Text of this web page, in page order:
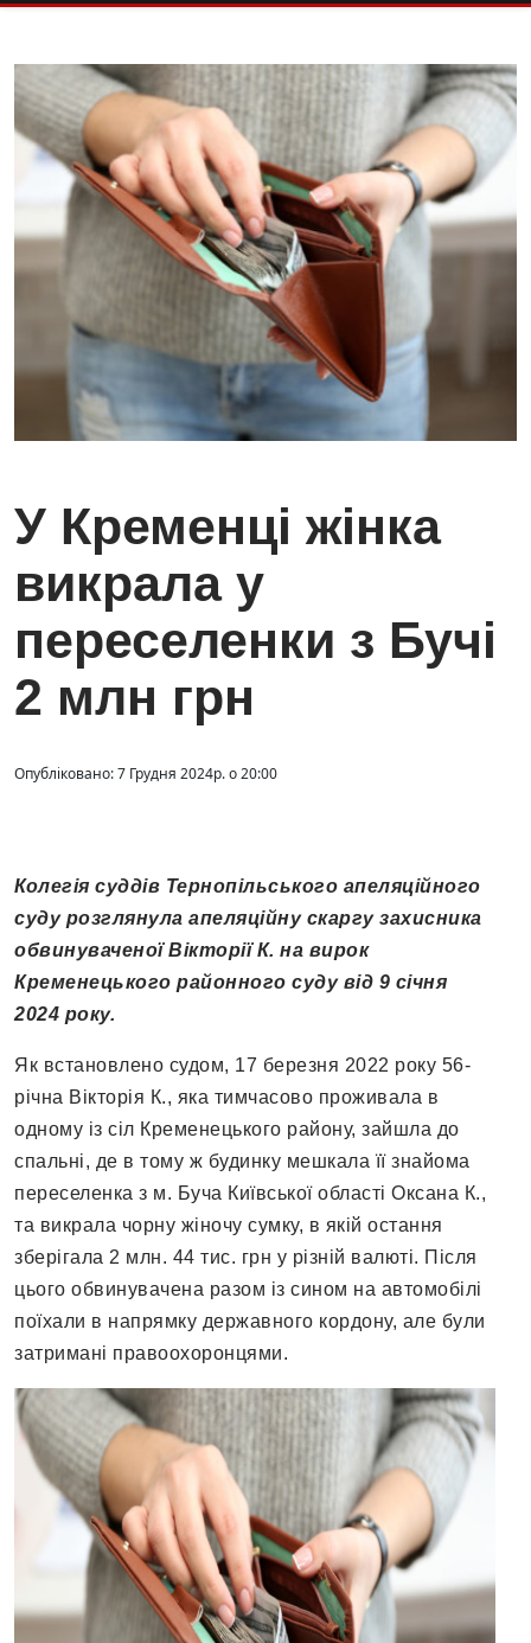
У Кременці жінка
викрала у
переселенки з Бучі
2 млн грн
Опубліковано: 7 Грудня 2024р. о 20:00
Колегія суддів Тернопільського апеляційного
суду розглянула апеляційну скаргу захисника
обвинуваченої Вікторії К. на вирок
Кременецького районного суду від 9 січня
2024 року.
Як встановлено судом, 17 березня 2022 року 56-
річна Вікторія К., яка тимчасово проживала в
одному із сіл Кременецького району, зайшла до
спальні, де в тому ж будинку мешкала її знайома
переселенка з м. Буча Київської області Оксана К.,
та викрала чорну жіночу сумку, в якій остання
зберігала 2 млн. 44 тис. грн у різній валюті. Після
цього обвинувачена разом із сином на автомобілі
поїхали в напрямку державного кордону, але були
затримані правоохоронцями.